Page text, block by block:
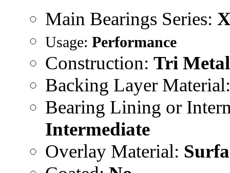
Main Bearings Series:
Usage: Performance
Construction: Tri Metal
Backing Layer Material:
Bearing Lining or
Intermediate
Overlay Material: